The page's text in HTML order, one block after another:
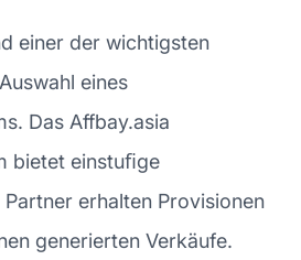
einer der wichtigsten
eines
Das Affbay.asia
bietet einstuﬁge
erhalten Provisionen
generierten Verkäufe.